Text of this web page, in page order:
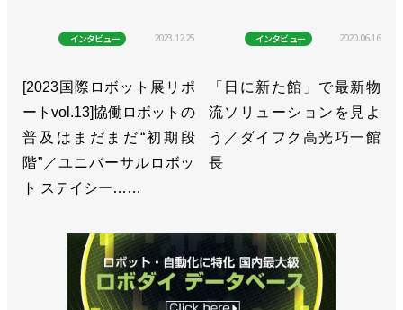
インタビュー 2023.12.25
[2023国際ロボット展リポ
ートvol.13]協働ロボットの
普及はまだまだ“初期段
階”／ユニバーサルロボッ
ト ステイシー……
インタビュー 2020.06.16
「日に新た館」で最新物
流ソリューションを見よ
う／ダイフク高光巧一館
長